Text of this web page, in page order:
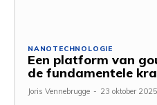
NANOTECHNOLOGIE
Een platform van
de fundamentele
Joris Vennebrugge - 23 oktober 2025